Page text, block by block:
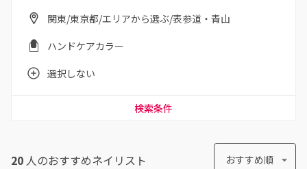
関東/東京都/エリアから選ぶ/表参道・青山
ハンドケアカラー
選択しない
検索条件
20 人のおすすめネイリスト おすすめ順